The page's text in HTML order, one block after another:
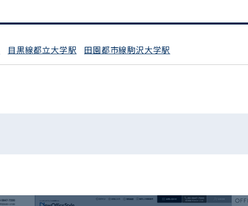
目黒線都立大学駅 田園都市線駒沢大学駅